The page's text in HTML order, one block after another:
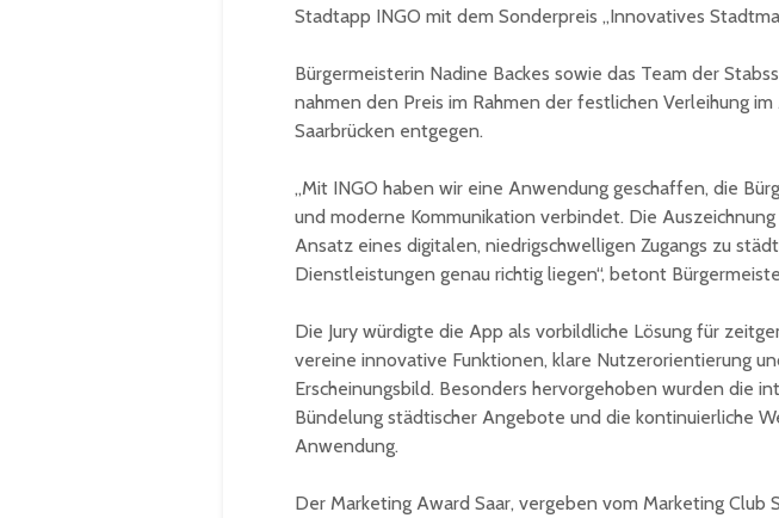
Stadtapp INGO mit dem Sonderpreis „Innovatives
Bürgermeisterin Nadine Backes sowie das Team der
nahmen den Preis im Rahmen der festlichen Verleihung
Saarbrücken entgegen.
„Mit INGO haben wir eine Anwendung geschaffen, die
und moderne Kommunikation verbindet. Die
Ansatz eines digitalen, niedrigschwelligen Zugangs zu
Dienstleistungen genau richtig liegen“, betont
Die Jury würdigte die App als vorbildliche Lösung für
vereine innovative Funktionen, klare Nutzerorientierung
Erscheinungsbild. Besonders hervorgehoben wurden die
Bündelung städtischer Angebote und die kontinuierliche
Anwendung.
Der Marketing Award Saar, vergeben vom Marketing Club
St.
Open-